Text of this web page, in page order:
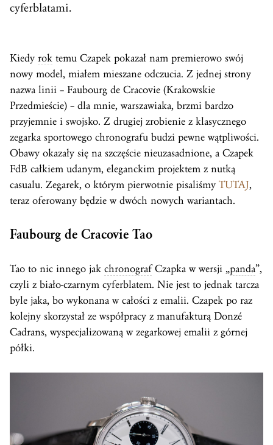
cyferblatami.
Kiedy rok temu Czapek pokazał nam premierowo swój
nowy model, miałem mieszane odczucia. Z jednej strony
nazwa linii – Faubourg de Cracovie (Krakowskie
Przedmieście) – dla mnie, warszawiaka, brzmi bardzo
przyjemnie i swojsko. Z drugiej zrobienie z klasycznego
zegarka sportowego chronografu budzi pewne wątpliwości.
Obawy okazały się na szczęście nieuzasadnione, a Czapek
FdB całkiem udanym, eleganckim projektem z nutką
casualu. Zegarek, o którym pierwotnie pisaliśmy TUTAJ,
teraz oferowany będzie w dwóch nowych wariantach.
Faubourg de Cracovie Tao
Tao to nic innego jak chronografCzapka w wersji „panda”,
czyli z biało-czarnym cyferblatem. Nie jest to jednak tarcza
byle jaka, bo wykonana w całości z emalii. Czapek po raz
kolejny skorzystał ze współpracy z manufakturą Donzé
Cadrans, wyspecjalizowaną w zegarkowej emalii z górnej
półki.